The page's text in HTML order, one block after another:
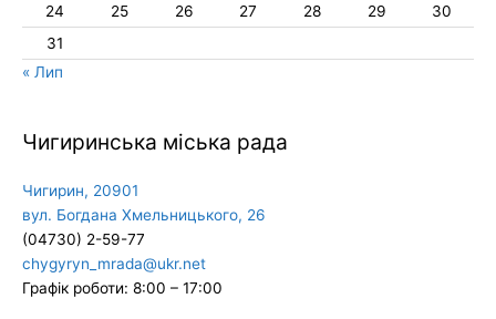
24
25 26 27 28 29
30
31
« Лип
Чигиринська міська рада
Чигирин, 20901
вул. Богдана Хмельницького, 26
(04730) 2-59-77
chygyryn_mrada@ukr.net
Графік роботи: 8:00 – 17:00